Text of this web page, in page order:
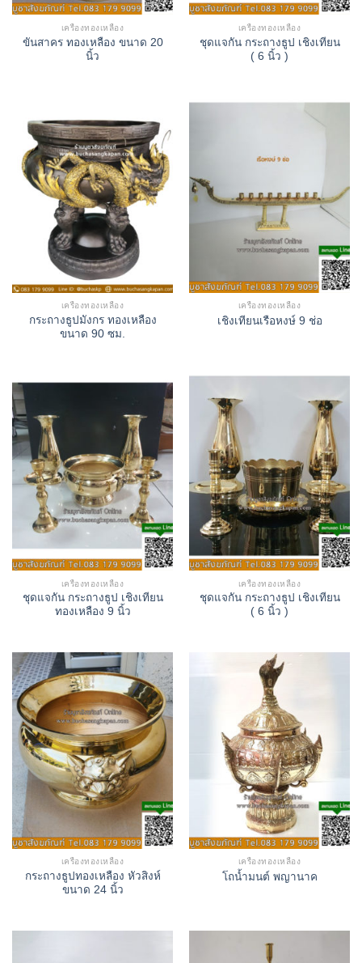
เครื่องทองเหลือง
ขันสาคร ทองเหลือง ขนาด 20
นิ้ว
เครื่องทองเหลือง
ชุดแจกัน กระถางธูป เชิงเทียน
( 6 นิ้ว )
เครื่องทองเหลือง
กระถางธูปมังกร ทองเหลือง
ขนาด 90 ซม.
เครื่องทองเหลือง
เชิงเทียนเรือหงษ์ 9 ช่อ
เครื่องทองเหลือง
ชุดแจกัน กระถางธูป เชิงเทียน
ทองเหลือง 9 นิ้ว
เครื่องทองเหลือง
ชุดแจกัน กระถางธูป เชิงเทียน
( 6 นิ้ว )
เครื่องทองเหลือง
กระถางธูปทองเหลือง หัวสิงห์
ขนาด 24 นิ้ว
เครื่องทองเหลือง
โถน้ำมนต์ พญานาค